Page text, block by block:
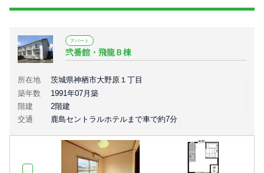
アパート
弐番館・飛龍Ｂ棟
所在地
茨城県神栖市大野原１丁目
築年数
1991年07月築
階建
2階建
交通
鹿島セントラルホテルまで車で約7分